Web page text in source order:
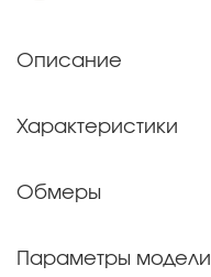
Описание
Характеристики
Обмеры
Параметры модели